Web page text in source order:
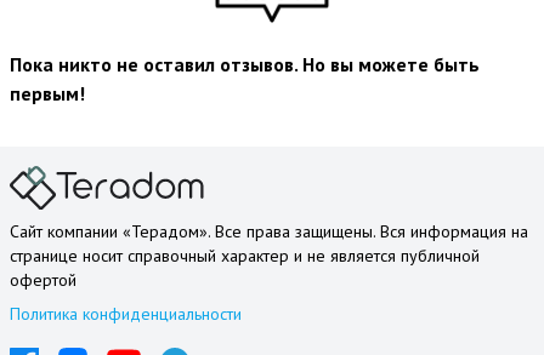
Пока никто не оставил отзывов. Но вы можете быть
первым!
Сайт компании «Терадом». Все права защищены. Вся информация на
странице носит справочный характер и не является публичной
офертой
Политика конфиденциальности